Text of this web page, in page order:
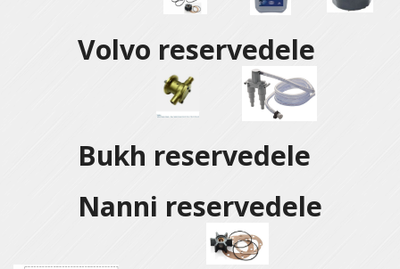
Volvo reservedele
Bukh reservedele
Nanni reservedele